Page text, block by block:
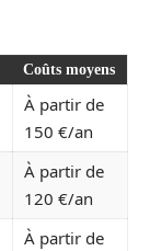
Coûts moyens
À partir de
150 €/an
À partir de
120 €/an
À partir de